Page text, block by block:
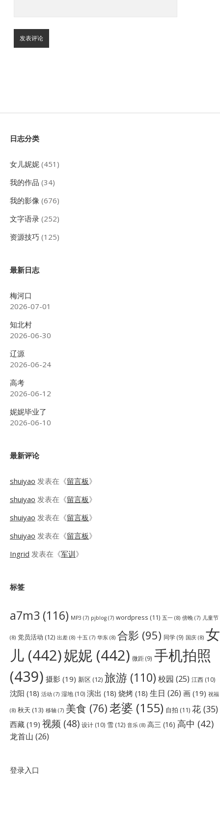
Sidebar
日志分类
女儿妮妮 (451)
我的作品 (34)
我的影像 (676)
文字语录 (252)
资源技巧 (125)
最新日志
梅河口
2026-07-01
知北村
2026-06-30
辽源
2026-06-24
高考
2026-06-12
妮妮毕业了
2026-06-10
最新评论
shuiyao 发表在《留言板》
shuiyao 发表在《留言板》
shuiyao 发表在《留言板》
shuiyao 发表在《留言板》
Ingrid 发表在《军训》
标签
a7m3 (116) MP3 (7) pjblog (7) wordpress (11) 五一 (8) 傍晚 (7) 儿童节
(8) 党员活动 (12) 出差 (8) 十五 (7) 华东 (8) 合影 (95) 同学(9) 国庆 (8) 女
儿 (442)妮妮 (442) 微距(9) 手机拍照
(439) 摄影 (19) 新区 (12) 旅游 (110) 校园 (25) 江西 (10)
沈阳 (18) 活动 (7) 湿地 (10) 演出 (18) 烧烤 (18) 生日 (26) 画 (19) 祝福
(8) 秋天 (13) 移轴 (7) 美食 (76)老婆 (155) 自拍 (11) 花 (35)
西藏 (19) 视频 (48) 设计 (10) 雪 (12) 音乐 (8) 高三 (16) 高中 (42)
龙首山 (26)
登录入口